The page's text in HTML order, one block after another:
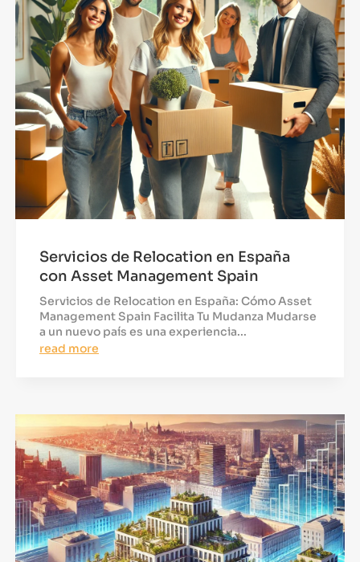
Servicios de Relocation en España
con Asset Management Spain
Servicios de Relocation en España: Cómo Asset
Management Spain Facilita Tu Mudanza Mudarse
a un nuevo país es una experiencia...
read more